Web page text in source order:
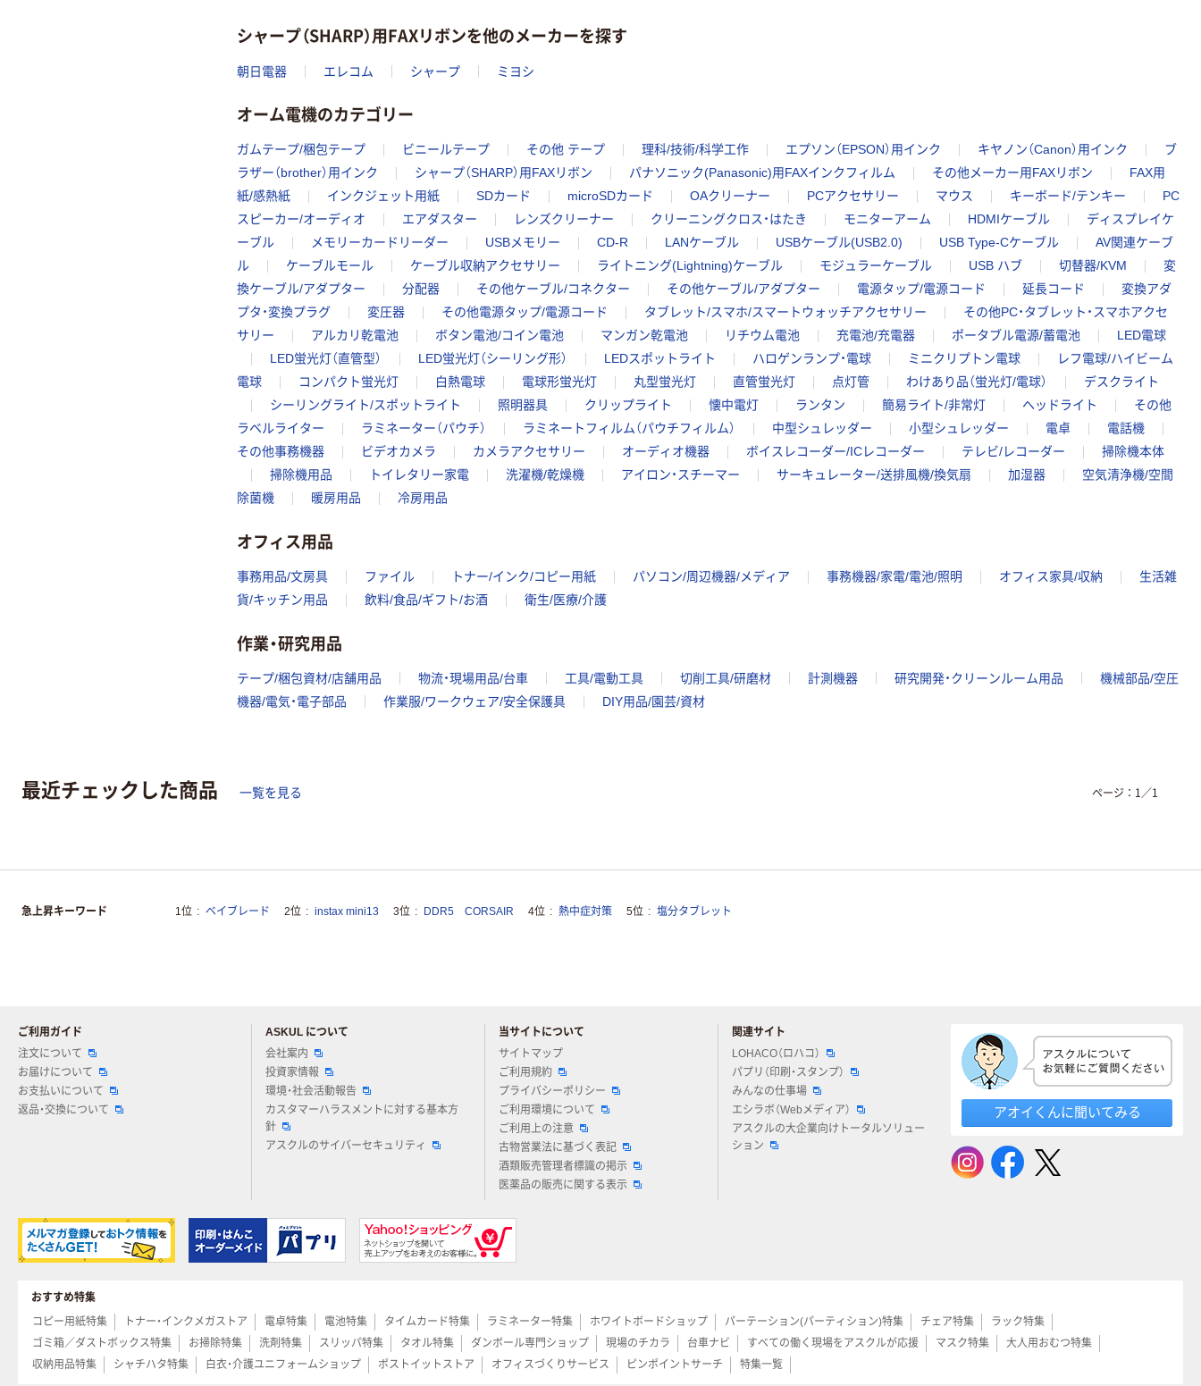
シャープ（SHARP）用FAXリボンを他のメーカーを探す
朝日電器 エレコム シャープ ミヨシ
オーム電機のカテゴリー
ガムテープ/梱包テープ ビニールテープ その他 テープ 理科/技術/科学工作 エプソン（EPSON）用インク キヤノン（Canon）用インク
ブ
ラザー（brother）用インク
シャープ（SHARP）用FAXリボン パナソニック(Panasonic)用FAXインクフィルム その他メーカー用FAXリボン
FAX用
紙/感熱紙
インクジェット用紙 SDカード microSDカード OAクリーナー PCアクセサリー マウス キーボード/テンキー
PC
スピーカー/オーディオ
エアダスター レンズクリーナー クリーニングクロス・はたき モニターアーム HDMIケーブル
ディスプレイケ
ーブル
メモリーカードリーダー USBメモリー CD-R LANケーブル USBケーブル(USB2.0) USB Type-Cケーブル
AV関連ケーブ
ル
ケーブルモール ケーブル収納アクセサリー ライトニング(Lightning)ケーブル モジュラーケーブル USB ハブ 切替器/KVM
変
換ケーブル/アダプター
分配器 その他ケーブル/コネクター その他ケーブル/アダプター 電源タップ/電源コード 延長コード
変換アダ
プタ・変換プラグ
変圧器 その他電源タップ/電源コード タブレット/スマホ/スマートウォッチアクセサリー
その他PC・タブレット・スマホアクセ
サリー
アルカリ乾電池 ボタン電池/コイン電池 マンガン乾電池 リチウム電池 充電池/充電器 ポータブル電源/蓄電池
LED電球
LED蛍光灯（直管型）
LED蛍光灯（シーリング形） LEDスポットライト ハロゲンランプ・電球 ミニクリプトン電球
レフ電球/ハイビーム
電球
コンパクト蛍光灯 白熱電球 電球形蛍光灯 丸型蛍光灯 直管蛍光灯 点灯管 わけあり品（蛍光灯/電球）
デスクライト
シーリングライト/スポットライト
照明器具 クリップライト 懐中電灯 ランタン 簡易ライト/非常灯 ヘッドライト
その他
ラベルライター
ラミネーター（パウチ） ラミネートフィルム（パウチフィルム） 中型シュレッダー 小型シュレッダー 電卓
電話機
その他事務機器
ビデオカメラ カメラアクセサリー オーディオ機器 ボイスレコーダー/ICレコーダー テレビ/レコーダー
掃除機本体
掃除機用品
トイレタリー家電 洗濯機/乾燥機 アイロン・スチーマー サーキュレーター/送排風機/換気扇 加湿器
空気清浄機/空間
除菌機
暖房用品 冷房用品
オフィス用品
事務用品/文房具 ファイル トナー/インク/コピー用紙 パソコン/周辺機器/メディア 事務機器/家電/電池/照明 オフィス家具/収納
生活雑
貨/キッチン用品
飲料/食品/ギフト/お酒 衛生/医療/介護
作業・研究用品
テープ/梱包資材/店舗用品 物流・現場用品/台車 工具/電動工具 切削工具/研磨材 計測機器 研究開発・クリーンルーム用品
機械部品/空圧
機器/電気・電子部品
作業服/ワークウェア/安全保護具 DIY用品/園芸/資材
最近チェックした商品 一覧を見る ページ： 1 ／1
急上昇キーワード 1位 ベイブレード 2位 instax mini13 3位 DDR5 CORSAIR 4位 熱中症対策 5位 塩分タブレット
ご利用ガイド
注文について
お届けについて
お支払いについて
返品・交換について
ASKUL について
会社案内
投資家情報
環境・社会活動報告
カスタマーハラスメントに対する基本方
針
アスクルのサイバーセキュリティ
当サイトについて
サイトマップ
ご利用規約
プライバシーポリシー
ご利用環境について
ご利用上の注意
古物営業法に基づく表記
酒類販売管理者標識の掲示
医薬品の販売に関する表示
関連サイト
LOHACO（ロハコ）
パプリ（印刷・スタンプ）
みんなの仕事場
エシラボ（Webメディア）
アスクルの大企業向けトータルソリュー
ション
アオイくんに聞いてみる
おすすめ特集
コピー用紙特集
トナー・インクメガストア 電卓特集 電池特集 タイムカード特集 ラミネーター特集 ホワイトボードショップ パーテーション(パーティション)特集 チェア特集
ラック特集
ゴミ箱／ダストボックス特集
お掃除特集 洗剤特集 スリッパ特集 タオル特集 ダンボール専門ショップ 現場のチカラ 台車ナビ すべての働く現場をアスクルが応援 マスク特集
大人用おむつ特集
収納用品特集
シャチハタ特集 白衣・介護ユニフォームショップ ポストイットストア オフィスづくりサービス ピンポイントサーチ 特集一覧